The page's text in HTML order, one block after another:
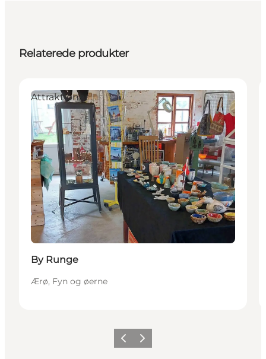
Relaterede produkter
Attraktioner
By Runge
Ærø, Fyn og øerne
ForrigeNæste